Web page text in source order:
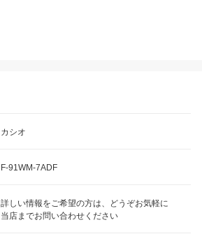
カシオ
F-91WM-7ADF
詳しい情報をご希望の方は、どうぞお気軽に
当店までお問い合わせください